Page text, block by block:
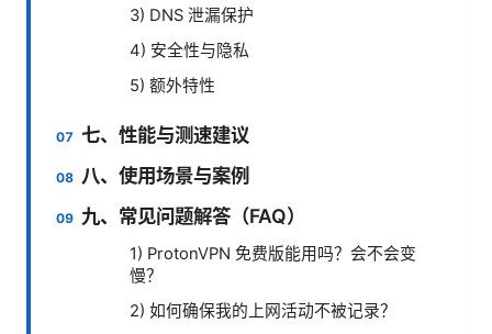
3) DNS 泄漏保护
4) 安全性与隐私
5) 额外特性
七、性能与测速建议
八、使用场景与案例
九、常见问题解答（FAQ）
1) ProtonVPN 免费版能用吗？会不会变
慢？
2) 如何确保我的上网活动不被记录？